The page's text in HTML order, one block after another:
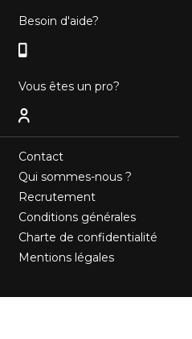
Contact
Qui sommes-nous ?
Recrutement
Conditions générales
Charte de confidentialité
Mentions légales
Besoin d'aide?
Vous êtes un pro?